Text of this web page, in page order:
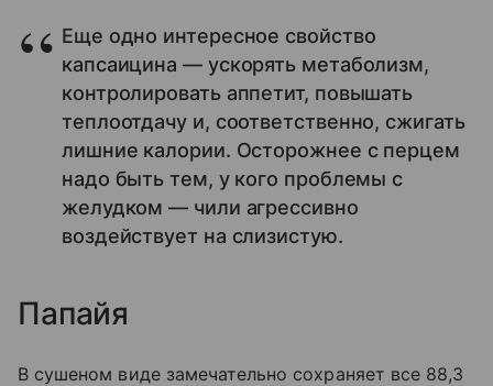
Еще одно интересное свойство
капсаицина — ускорять метаболизм,
контролировать аппетит, повышать
теплоотдачу и, соответственно, сжигать
лишние калории. Осторожнее с перцем
надо быть тем, у кого проблемы с
желудком — чили агрессивно
воздействует на слизистую.
Папайя
В сушеном виде замечательно сохраняет все 88,3